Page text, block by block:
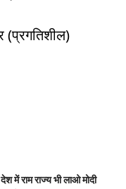
(प्रगतिशील)
में राम राज्य भी लाओ मोदी